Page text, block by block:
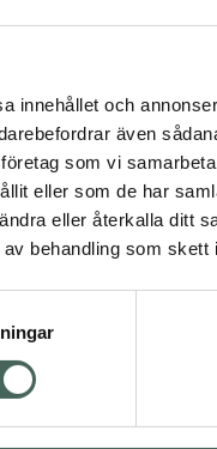
innehållet och
även
som vi
eller som de har
eller återkalla ditt
behandling som skett
Vanliga frågor